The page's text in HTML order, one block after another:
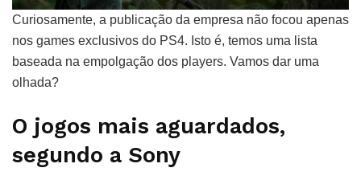
Curiosamente, a publicação da empresa não focou apenas
nos games exclusivos do PS4. Isto é, temos uma lista
baseada na empolgação dos players. Vamos dar uma
olhada?
O jogos mais aguardados,
segundo a Sony